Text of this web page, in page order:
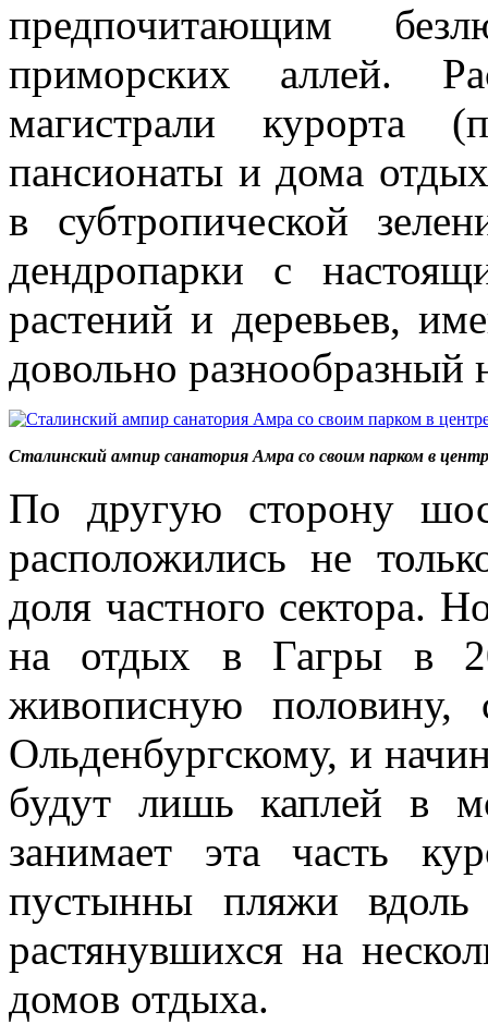
предпочитающим
приморских аллей.
магистрали курорта
пансионаты и дома
в субтропической
дендропарки с
растений и деревьев,
довольно
Сталинский ампир санатория Амра со своим парком в
По другую сторону
расположились не
доля частного сектора.
на отдых в Гагры в
живописную половину,
Ольденбургскому, и
будут лишь каплей в
занимает эта часть
пустынны пляжи
растянувшихся на
домов отдыха.